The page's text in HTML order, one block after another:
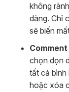
không
dàng. Chỉ
sẽ biến
chọn dọn
tất cả bình
hoặc xóa